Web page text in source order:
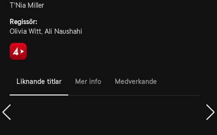
T'Nia Miller
Regissör:
Olivia Witt, Ali Naushahi
Liknande titlar Mer info Medverkande